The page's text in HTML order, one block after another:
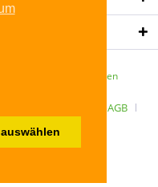
zzgl. Versandkosten
AGB